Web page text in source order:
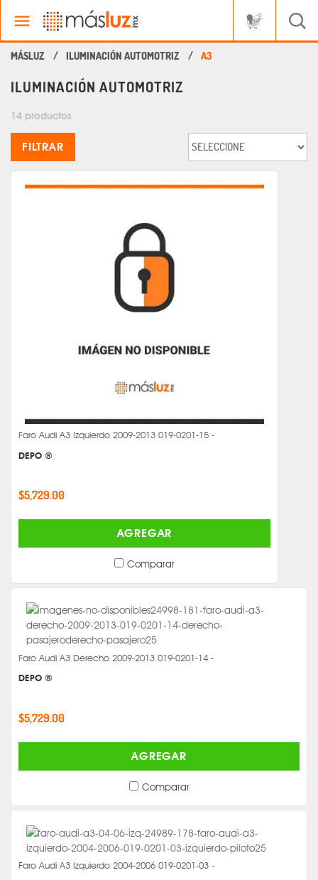
ILUMINACIÓN AUTOMOTRIZ A3
ILUMINACIÓN AUTOMOTRIZ
14 productos
FILTRAR
Faro Audi A3 Izquierdo 2009-2013 019-0201-15 -
DEPO ®
$5,729.00
AGREGAR
Comparar
Faro Audi A3 Derecho 2009-2013 019-0201-14 -
DEPO ®
$5,729.00
AGREGAR
Comparar
Faro Audi A3 Izquierdo 2004-2006 019-0201-03 -